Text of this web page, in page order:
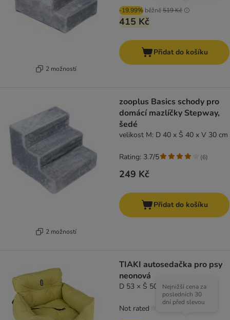
2 možností
-19.99% běžně519 Kč
415 Kč
Přidat do košíku
2 možností
zooplus Basics schody pro
domácí mazlíčky Stepway,
šedé
velikost M: D 40 x Š 40 x V 30 cm
249 Kč
Rating: 3.7/5 (6)
Přidat do košíku
TIAKI autosedačka pro psy
neonová
D 53 × Š 50 × V 35 cm
Nejnižší cena za
posledních 30
dní před slevou
Not rated